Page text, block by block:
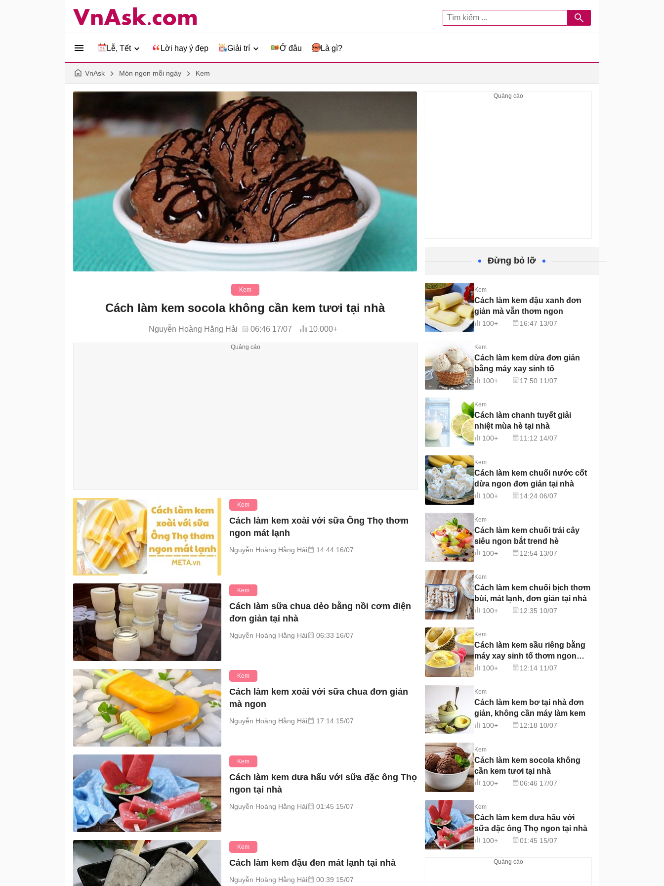
Lễ, Tết Lời hay ý đẹp Giải trí Ở đâu Là gì?
VnAsk Món ngon mỗi ngày Kem
Kem
Cách làm kem socola không cần kem tươi tại nhà
Nguyễn Hoàng Hằng Hải 06:46 17/07 10.000+
Kem
Cách làm kem xoài với sữa Ông Thọ thơm
ngon mát lạnh
Nguyễn Hoàng Hằng Hải 14:44 16/07
Kem
Cách làm sữa chua dẻo bằng nồi cơm điện
đơn giản tại nhà
Nguyễn Hoàng Hằng Hải 06:33 16/07
Kem
Cách làm kem xoài với sữa chua đơn giản
mà ngon
Nguyễn Hoàng Hằng Hải 17:14 15/07
Kem
Cách làm kem dưa hấu với sữa đặc ông Thọ
ngon tại nhà
Nguyễn Hoàng Hằng Hải 01:45 15/07
Kem
Cách làm kem đậu đen mát lạnh tại nhà
Nguyễn Hoàng Hằng Hải 00:39 15/07
Đừng bỏ lỡ
Kem
Cách làm kem đậu xanh đơn
giản mà vẫn thơm ngon
100+ 16:47 13/07
Kem
Cách làm kem dừa đơn giản
bằng máy xay sinh tố
100+ 17:50 11/07
Kem
Cách làm chanh tuyết giải
nhiệt mùa hè tại nhà
100+ 11:12 14/07
Kem
Cách làm kem chuối nước cốt
dừa ngon đơn giản tại nhà
100+ 14:24 06/07
Kem
Cách làm kem chuối trái cây
siêu ngon bắt trend hè
100+ 12:54 13/07
Kem
Cách làm kem chuối bịch thơm
bùi, mát lạnh, đơn giản tại nhà
100+ 12:35 10/07
Kem
Cách làm kem sầu riêng bằng
máy xay sinh tố thơm ngon
đơn giản tại nhà
100+ 12:14 11/07
Kem
Cách làm kem bơ tại nhà đơn
giản, không cần máy làm kem
100+ 12:18 10/07
Kem
Cách làm kem socola không
cần kem tươi tại nhà
100+ 06:46 17/07
Kem
Cách làm kem dưa hấu với
sữa đặc ông Thọ ngon tại nhà
100+ 01:45 15/07